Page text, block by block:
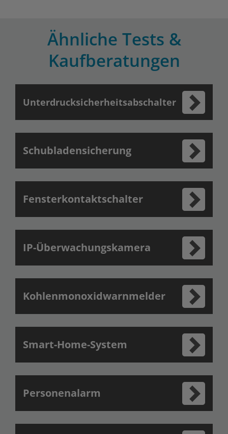
Ähnliche Tests &
Kaufberatungen
Unterdrucksicherheitsabschalter
Schubladensicherung
Fensterkontaktschalter
IP-Überwachungskamera
Kohlenmonoxidwarnmelder
Smart-Home-System
Personenalarm